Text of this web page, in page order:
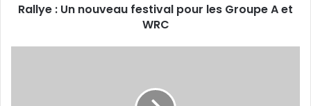
etRallye : Un nouveau festival pour les Groupe A et
WRC